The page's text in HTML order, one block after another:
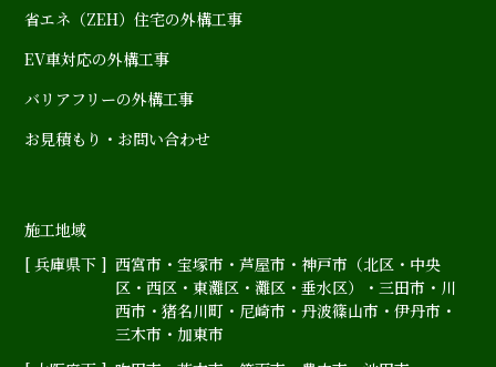
省エネ（ZEH）住宅の外構工事
EV車対応の外構工事
バリアフリーの外構工事
お見積もり・お問い合わせ
施工地域
[ 兵庫県下 ] 西宮市 ・宝塚市 ・芦屋市 ・神戸市（北区 ・ 中央
区 ・西区 ・東灘区 ・灘区 ・垂水区）・三田市 ・ 川
西市 ・猪名川町 ・ 尼崎市 ・丹波篠山市 ・伊丹市 ・
三木市・加東市